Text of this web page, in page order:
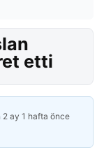
etti
2 ay 1 hafta önce